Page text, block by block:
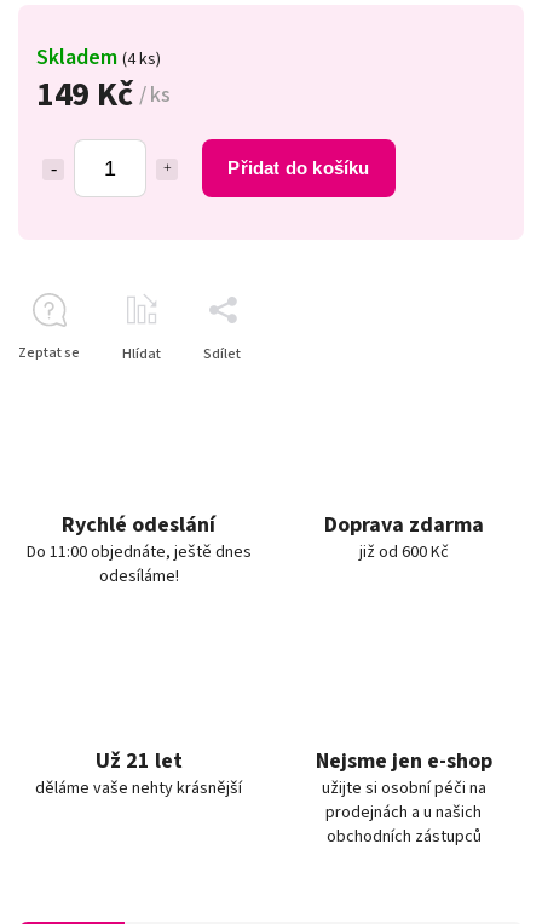
149 Kč / ks
Přidat do košíku
Skladem (4 ks)
Zeptat se Hlídat Sdílet
Rychlé odeslání
Do 11:00 objednáte, ještě dnes
odesíláme!
Doprava zdarma
již od 600 Kč
Už 21 let
děláme vaše nehty krásnější
Nejsme jen e-shop
užijte si osobní péči na
prodejnách a u našich
obchodních zástupců